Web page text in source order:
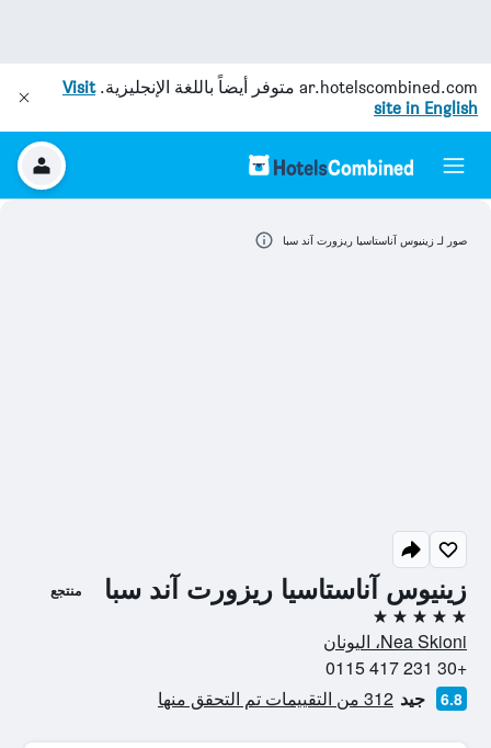
ar.hotelscombined.com متوفر أيضاً باللغة الإنجليزية.Visit
site in English
زينيوس آناستاسيا ريزورت آند سبا منتجع
5 نجوم
Nea Skioni، اليونان
+30 231 417 0115
6.8 جيد 312 من التقييمات تم التحقق منها
صور لـ زينيوس آناستاسيا ريزورت آند سبا